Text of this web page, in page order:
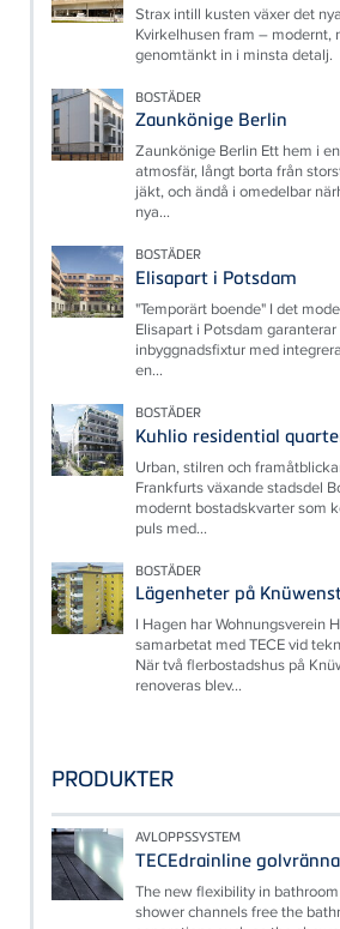
Strax intill kusten växer det
Kvirkelhusen fram – modernt,
genomtänkt in i minsta detalj.
BOSTÄDER
Zaunkönige Berlin
Zaunkönige Berlin Ett hem i
atmosfär, långt borta från
jäkt, och ändå i omedelbar
nya...
BOSTÄDER
Elisapart i Potsdam
"Temporärt boende" I det
Elisapart i Potsdam garanterar
inbyggnadsfixtur med
en...
BOSTÄDER
Kuhlio residential
Urban, stilren och
Frankfurts växande stadsdel
modernt bostadskvarter som
puls med...
BOSTÄDER
Lägenheter på
I Hagen har Wohnungsverein
samarbetat med TECE vid
När två flerbostadshus på
renoveras blev...
PRODUKTER
AVLOPPSSYSTEM
TECEdrainline golvränna
The new flexibility in
shower channels free the